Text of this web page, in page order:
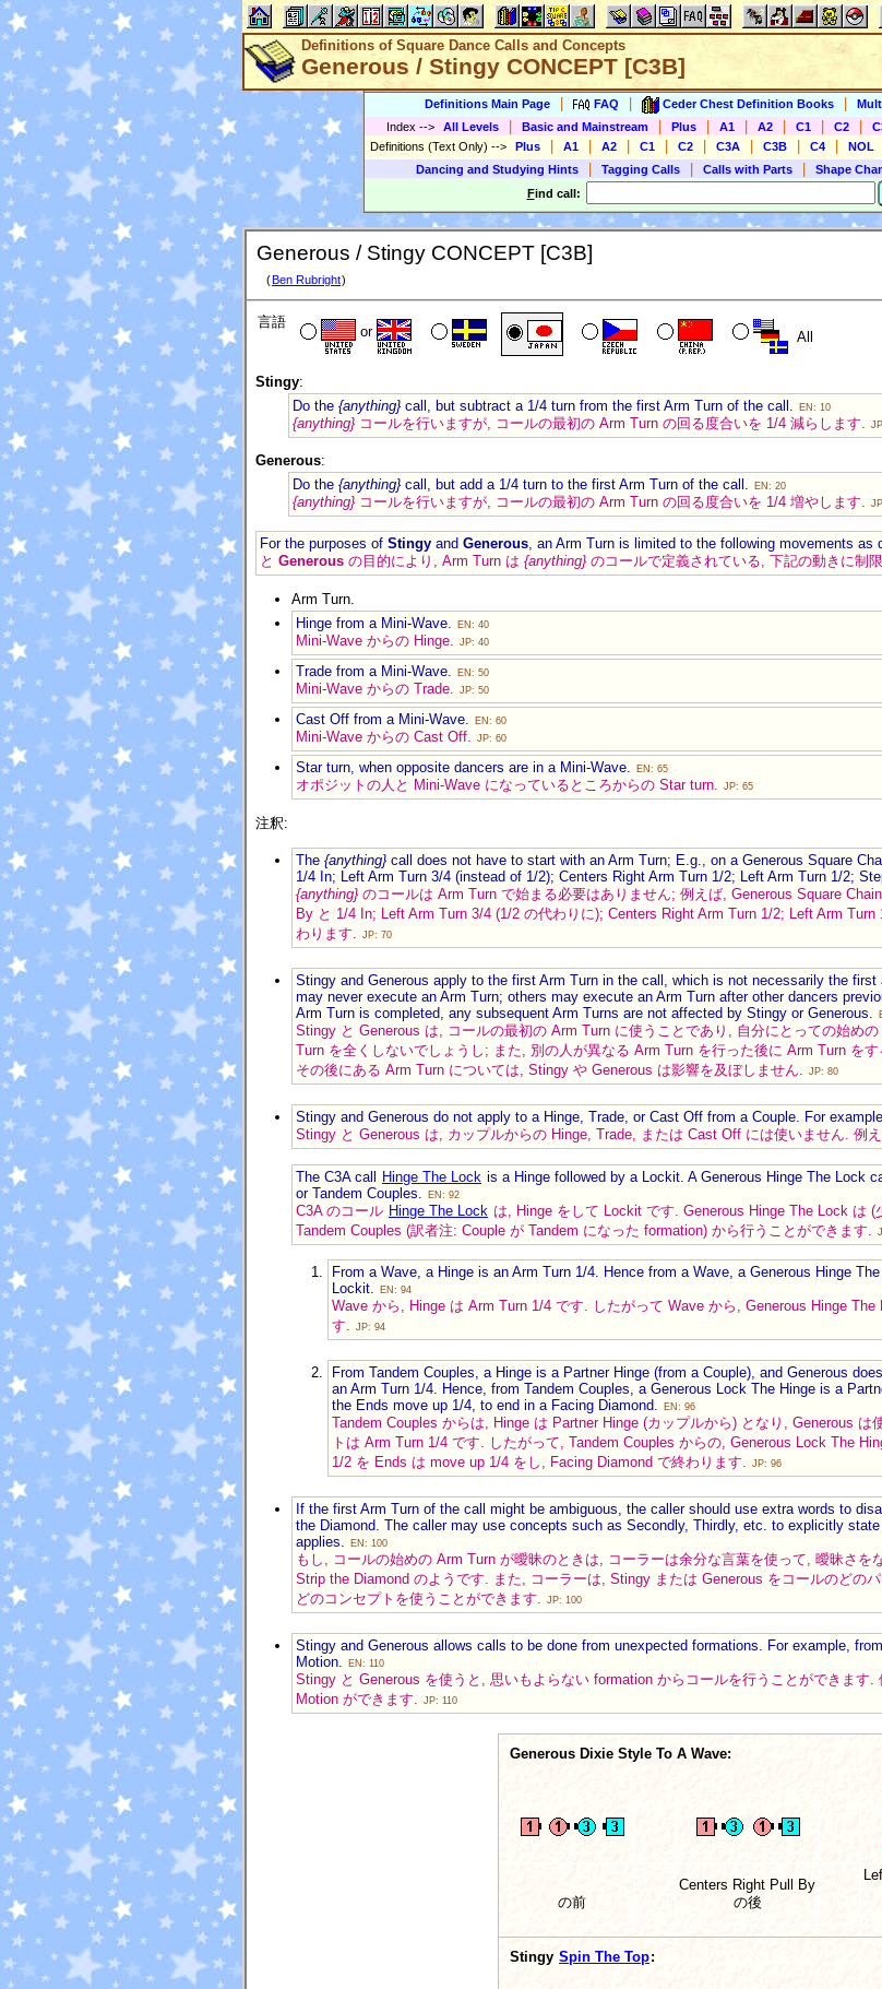
Definitions of Square Dance Calls and Concepts
Generous / Stingy CONCEPT [C3B]
Definitions Main Page FAQ Ceder Chest Definition Books
Index --> All Levels Basic and Mainstream Plus A1 A2 C1 C2
Definitions (Text Only) --> Plus A1 A2 C1 C2 C3A C3B C4 NOL
Dancing and Studying Hints
Tagging Calls Calls with Parts Shape
Find call:
Generous / Stingy CONCEPT [C3B]
( Ben Rubright)
言語
or All
Stingy:
Do the {anything} call, but subtract a 1/4 turn from the first Arm Turn of the call. EN: 10
{anything} コールを行いますが, コールの最初の Arm Turn の回る度合いを 1/4 減らします.
Generous:
Do the {anything} call, but add a 1/4 turn to the first Arm Turn of the call. EN: 20
{anything} コールを行いますが, コールの最初の Arm Turn の回る度合いを 1/4 増やします.
For the purposes of Stingy and Generous, an Arm Turn is limited to the following movements as
と Generous の目的により, Arm Turn は {anything} のコールで定義されている, 下記の動きに制
Arm Turn.
Hinge from a Mini-Wave.
EN: 40
Mini-Wave からの Hinge. JP: 40
Trade from a Mini-Wave. EN: 50
Mini-Wave からの Trade. JP: 50
Cast Off from a Mini-Wave. EN: 60
Mini-Wave からの Cast Off. JP: 60
Star turn, when opposite dancers are in a Mini-Wave. EN: 65
オポジットの人と Mini-Wave になっているところからの Star turn. JP: 65
注釈:
The {anything} call does not have to start with an Arm Turn; E.g., on a Generous Square
1/4 In; Left Arm Turn 3/4 (instead of 1/2); Centers Right Arm Turn 1/2; Left Arm Turn 1/2;
{anything} のコールは Arm Turn で始まる必要はありません; 例えば, Generous Square
By と 1/4 In; Left Arm Turn 3/4 (1/2 の代わりに); Centers Right Arm Turn 1/2; Left Arm
わります. JP: 70
Stingy and Generous apply to the first Arm Turn in the call, which is not necessarily the
may never execute an Arm Turn; others may execute an Arm Turn after other dancers
Arm Turn is completed, any subsequent Arm Turns are not affected by Stingy or Generous.
Stingy と Generous は, コールの最初の Arm Turn に使うことであり, 自分にとっての始め
Turn を全くしないでしょうし; また, 別の人が異なる Arm Turn を行った後に Arm Turn を
その後にある Arm Turn については, Stingy や Generous は影響を及ぼしません. JP: 80
Stingy and Generous do not apply to a Hinge, Trade, or Cast Off from a Couple. For
Stingy と Generous は, カップルからの Hinge, Trade, または Cast Off には使いません. 例
The C3A call Hinge The Lock is a Hinge followed by a Lockit. A Generous Hinge The Lock
or Tandem Couples.
EN: 92
C3A のコール Hinge The Lock は, Hinge をして Lockit です. Generous Hinge The Lock は
Tandem Couples (訳者注: Couple が Tandem になった formation) から行うことができます.
From a Wave, a Hinge is an Arm Turn 1/4. Hence from a Wave, a Generous Hinge
Lockit.
EN: 94
Wave から, Hinge は Arm Turn 1/4 です. したがって Wave から, Generous Hinge
す.
JP: 94
From Tandem Couples, a Hinge is a Partner Hinge (from a Couple), and Generous
an Arm Turn 1/4. Hence, from Tandem Couples, a Generous Lock The Hinge is a
the Ends move up 1/4, to end in a Facing Diamond.
EN: 96
Tandem Couples からは, Hinge は Partner Hinge (カップルから) となり, Generous
トは Arm Turn 1/4 です. したがって, Tandem Couples からの, Generous Lock The
1/2 を Ends は move up 1/4 をし, Facing Diamond で終わります.
JP: 96
If the first Arm Turn of the call might be ambiguous, the caller should use extra words to
the Diamond. The caller may use concepts such as Secondly, Thirdly, etc. to explicitly
applies.
EN: 100
もし, コールの始めの Arm Turn が曖昧のときは, コーラーは余分な言葉を使って, 曖昧さを
Strip the Diamond のようです. また, コーラーは, Stingy または Generous をコールのどの
どのコンセプトを使うことができます.
JP: 100
Stingy and Generous allows calls to be done from unexpected formations. For example,
Motion.
EN: 110
Stingy と Generous を使うと, 思いもよらない formation からコールを行うことができます
Motion ができます.
JP: 110
Generous Dixie Style To A Wave:
の前
Centers Right Pull By
の後
Stingy Spin The Top: